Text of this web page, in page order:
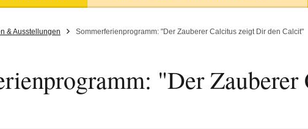
& Ausstellungen Sommerferienprogramm: "Der Zauberer Calcitus zeigt Dir den Calcit"
"Der